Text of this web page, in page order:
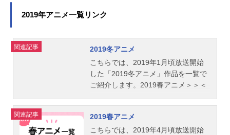
2019年アニメ一覧リンク
関連記事
2019冬アニメ
こちらでは、2019年1月頃放送開始
した「2019冬アニメ」作品を一覧で
ご紹介します。2019春アニメ＞＞＜
関連記事
2019春アニメ
こちらでは、2019年4月頃放送開始